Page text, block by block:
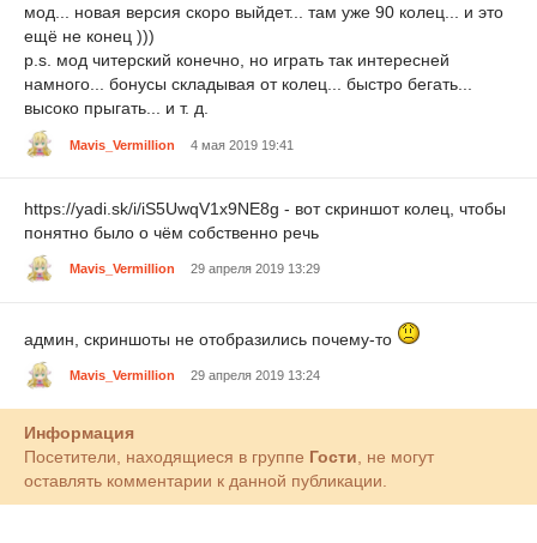
мод... новая версия скоро выйдет... там уже 90 колец... и это
ещё не конец )))
p.s. мод читерский конечно, но играть так интересней
намного... бонусы складывая от колец... быстро бегать...
высоко прыгать... и т. д.
Mavis_Vermillion 4 мая 2019 19:41
https://yadi.sk/i/iS5UwqV1x9NE8g - вот скриншот колец, чтобы
понятно было о чём собственно речь
Mavis_Vermillion 29 апреля 2019 13:29
админ, скриншоты не отобразились почему-то
Mavis_Vermillion 29 апреля 2019 13:24
Информация
Посетители, находящиеся в группе Гости , не могут
оставлять комментарии к данной публикации.